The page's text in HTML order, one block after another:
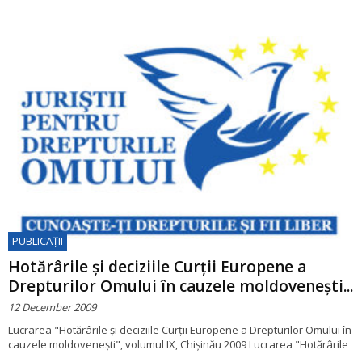
PUBLICAŢII
Hotărârile şi deciziile Curţii Europene a
Drepturilor Omului în cauzele moldoveneşti...
12 December 2009
Lucrarea "Hotărârile şi deciziile Curţii Europene a Drepturilor Omului în
cauzele moldoveneşti", volumul IX, Chişinău 2009 Lucrarea "Hotărârile